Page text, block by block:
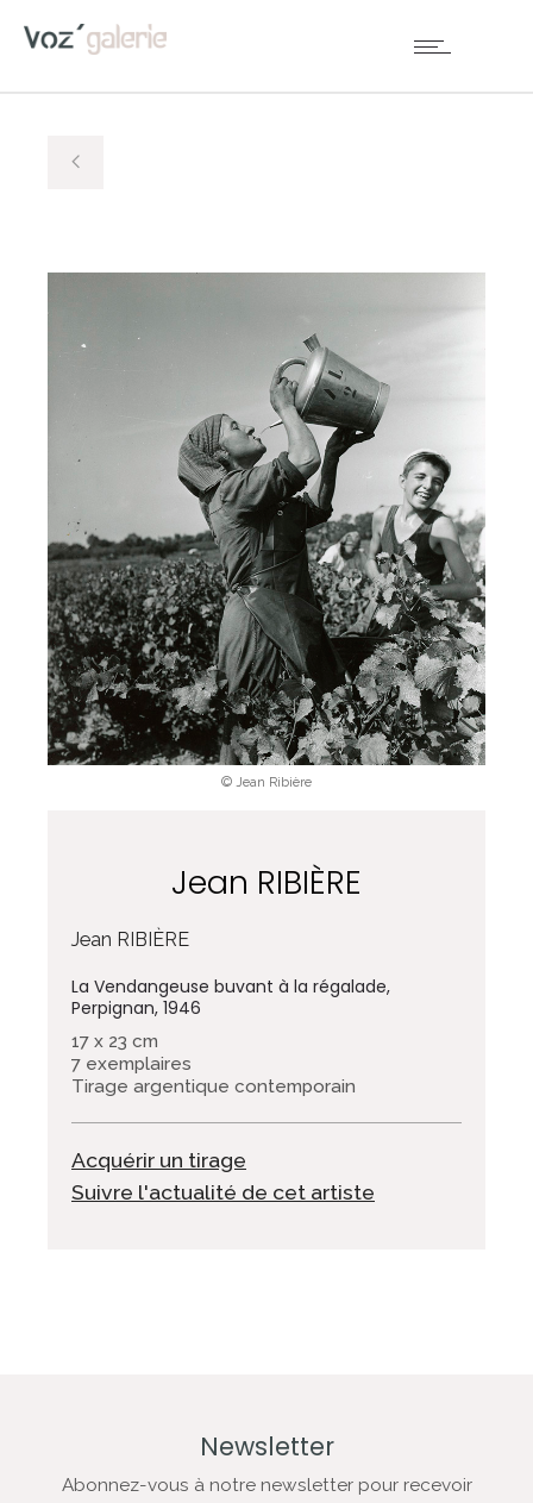
© Jean Ribière
Jean RIBIÈRE
Jean RIBIÈRE
La Vendangeuse buvant à la régalade,
Perpignan, 1946
17 x 23 cm
7 exemplaires
Tirage argentique contemporain
Acquérir un tirage
Suivre l'actualité de cet artiste
Newsletter
Abonnez-vous à notre newsletter pour recevoir